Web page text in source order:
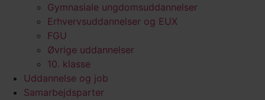
Gymnasiale ungdomsuddannelser
Erhvervsuddannelser og EUX
FGU
Øvrige uddannelser
10. klasse
Uddannelse og job
Samarbejdsparter